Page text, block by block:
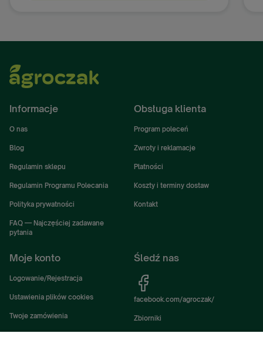
Informacje
O nas
Blog
Regulamin sklepu
Regulamin Programu Polecania
Polityka prywatności
FAQ — Najczęściej zadawane
pytania
Obsługa klienta
Program poleceń
Zwroty i reklamacje
Płatności
Koszty i terminy dostaw
Kontakt
Moje konto
Logowanie/Rejestracja
Ustawienia plików cookies
Twoje zamówienia
Śledź nas
facebook.com/agroczak/
Zbiorniki